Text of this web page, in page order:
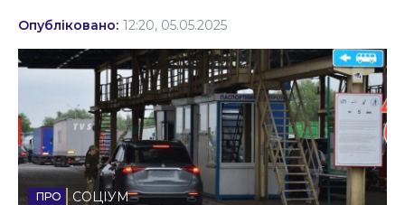
Події
Політика
Соціум
Спорт
Стиль життя
Опубліковано: 12:20, 05.05.2025
СОЦІУМ